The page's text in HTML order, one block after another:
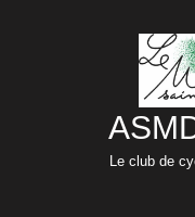
Le club de